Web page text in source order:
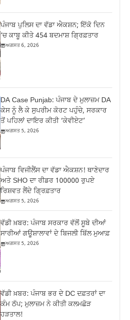
ਪੰਜਾਬ ਪੁਲਿਸ ਦਾ ਵੱਡਾ ਐਕਸ਼ਨ; ਇੱਕੋ ਦਿਨ
‘ਚ ਕਾਬੂ ਕੀਤੇ 454 ਬਦਮਾਸ਼ ਗ੍ਰਿਫ਼ਤਾਰ
ਅਗਸਤ 6, 2026
DA Case Punjab: ਪੰਜਾਬ ਦੇ ਮੁਲਾਜ਼ਮ DA
ਕੇਸ ਨੂੰ ਲੈ ਕੇ ਸੁਪਰੀਮ ਕੋਰਟ ਪਹੁੰਚੇ, ਸਰਕਾਰ
ਤੋਂ ਪਹਿਲਾਂ ਦਾਇਰ ਕੀਤੀ ‘ਕੇਵੀਏਟ’
ਅਗਸਤ 5, 2026
ਪੰਜਾਬ ਵਿਜੀਲੈਂਸ ਦਾ ਵੱਡਾ ਐਕਸ਼ਨ! ਥਾਣੇਦਾਰ
ਅਤੇ SHO ਦਾ ਰੀਡਰ 100000 ਰੁਪਏ
ਰਿਸ਼ਵਤ ਲੈਂਦੇ ਗ੍ਰਿਫ਼ਤਾਰ
ਅਗਸਤ 5, 2026
ਵੱਡੀ ਖ਼ਬਰ: ਪੰਜਾਬ ਸਰਕਾਰ ਵੱਲੋਂ ਸੂਬੇ ਦੀਆਂ
ਸਾਰੀਆਂ ਗਊਸ਼ਾਲਾਵਾਂ ਦੇ ਬਿਜਲੀ ਬਿੱਲ ਮੁਆਫ਼
ਅਗਸਤ 5, 2026
ਵੱਡੀ ਖ਼ਬਰ: ਪੰਜਾਬ ਭਰ ਦੇ DC ਦਫ਼ਤਰਾਂ ਦਾ
ਕੰਮ ਠੱਪ; ਮੁਲਾਜ਼ਮ ਨੇ ਕੀਤੀ ਕਲਮਛੋੜ
ਹੜਤਾਲ!